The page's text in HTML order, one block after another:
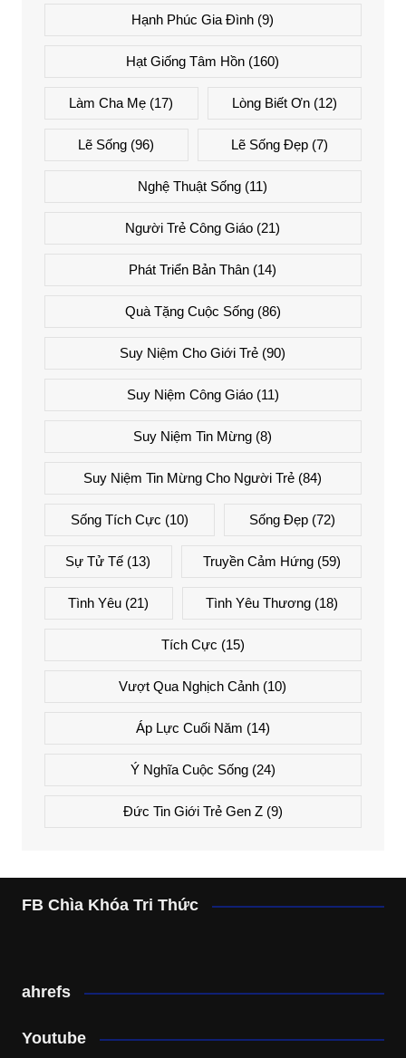
Hạnh Phúc Gia Đình (9)
Hạt Giống Tâm Hồn (160)
Làm Cha Mẹ (17) Lòng Biết Ơn(12)
Lẽ Sống (96) Lẽ Sống Đẹp(7)
Nghệ Thuật Sống (11)
Người Trẻ Công Giáo (21)
Phát Triển Bản Thân (14)
Quà Tặng Cuộc Sống(86)
Suy Niệm Cho Giới Trẻ (90)
Suy Niệm Công Giáo(11)
Suy Niệm Tin Mừng (8)
Suy Niệm Tin Mừng Cho Người Trẻ (84)
Sống Tích Cực (10) Sống Đẹp (72)
Sự Tử Tế (13) Truyền Cảm Hứng(59)
Tình Yêu (21) Tình Yêu Thương(18)
Tích Cực (15)
Vượt Qua Nghịch Cảnh (10)
Áp Lực Cuối Năm (14)
Ý Nghĩa Cuộc Sống(24)
Đức Tin Giới Trẻ Gen Z(9)
FB Chìa Khóa Tri Thức
ahrefs
Youtube